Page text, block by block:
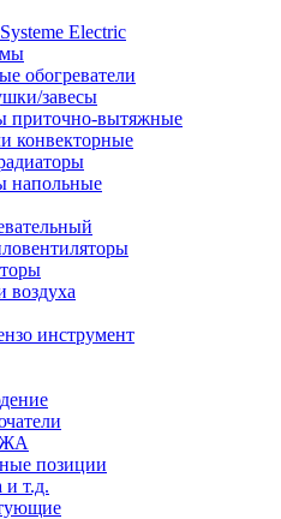
Electric
обогреватели
завесы
приточно-вытяжные
конвекторные
напольные
воздуха
инструмент
позиции
и т.д.